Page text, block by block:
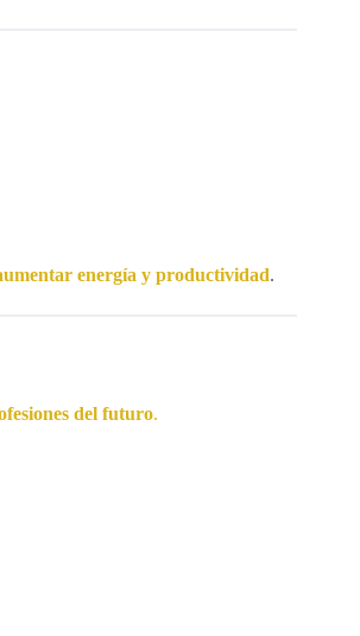
energía y productividad.
del futuro.